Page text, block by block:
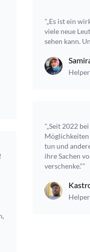
"„Es ist ein
viele neue
sehen kann.
"„Seit 2022
Möglichkeiten
tun und
ihre Sachen
verschenke.“”